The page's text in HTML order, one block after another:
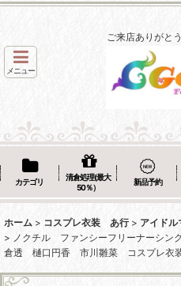
ご来店ありがと
メニュー
カテゴリ
清倉処理(最大
50％）
新品予約
ホーム > コスプレ衣装 あ行 > アイドル
> ノクチル ファンシーフリーナーシ
倉透 樋口円香 市川雛菜 コスプレ衣